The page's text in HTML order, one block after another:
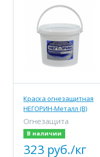
Краска огнезащитная
НЕГОРИН-Металл (В)
Огнезащита
В наличии
323 руб./кг